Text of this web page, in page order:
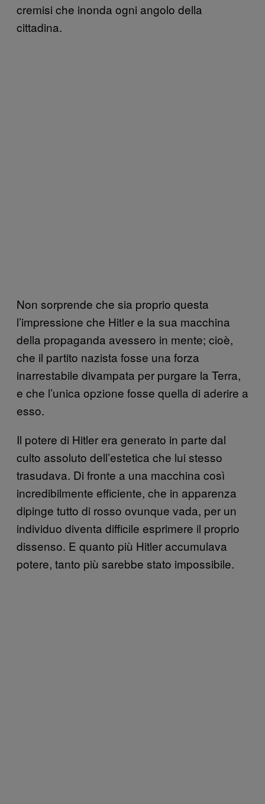
cremisi che inonda ogni angolo della
cittadina.
Non sorprende che sia proprio questa
l’impressione che Hitler e la sua macchina
della propaganda avessero in mente; cioè,
che il partito nazista fosse una forza
inarrestabile divampata per purgare la Terra,
e che l’unica opzione fosse quella di aderire a
esso.
Il potere di Hitler era generato in parte dal
culto assoluto dell’estetica che lui stesso
trasudava. Di fronte a una macchina così
incredibilmente efficiente, che in apparenza
dipinge tutto di rosso ovunque vada, per un
individuo diventa difficile esprimere il proprio
dissenso. E quanto più Hitler accumulava
potere, tanto più sarebbe stato impossibile.